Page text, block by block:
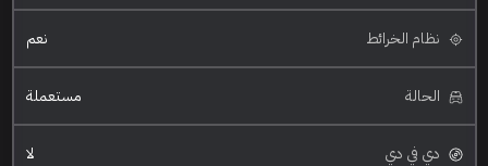
نظام الخرائط نعم
الحالة مستعملة
دي في دي لا